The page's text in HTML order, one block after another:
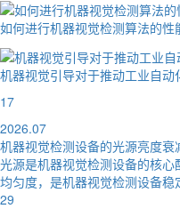
如何进行机器视觉检测算法的性
机器视觉引导对于推动工业自
17
2026.07
机器视觉检测设备的光源亮度衰
光源是机器视觉检测设备的核心
均匀度，是机器视觉检测设备稳
29